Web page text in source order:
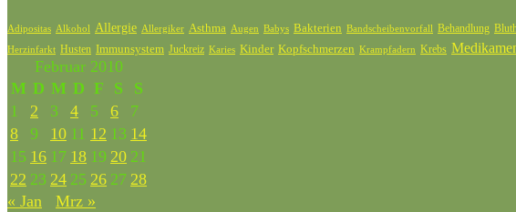
Adipositas Alkohol Allergie Allergiker Asthma Augen Babys Bakterien Bandscheibenvorfall Behandlung
Herzinfarkt Husten Immunsystem Juckreiz Karies Kinder Kopfschmerzen Krampfadern Krebs
Februar 2010
M D M D F S
S
1
2 3 4 5 6
7
8
9 10 11 12 13 14
15 16 17 18 19 20 21
22 23 24 25 26 27 28
« Jan
Mrz »